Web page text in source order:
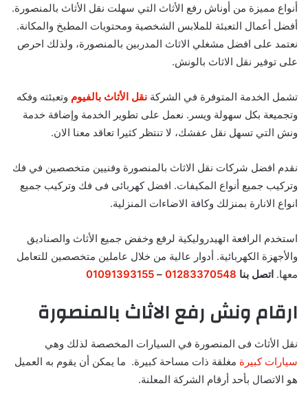
أنواع مميزة من أوناش رفع الأثاث التي سهلت نقل الأثاث بالمنصورة.
أفضل أعمال التعبئة للملابس الشخصية ومحتويات المطبخ والمكانة.
نعتمد على افضل مشغلي الاثاث المدربين بالمنصورة، ولذلك احرص
على توفير نقل الاثاث بالونش.
تشمل الخدمة المتوفرة في الشركة نقل الأثاث بالفيوم وتعبئته وفكه
وتجميعة بكل سهولة ويسر. نعمل على تطوير الخدمة وإضافة خدمة
ونش التي تسهل نقل عفشك، لا تنتظر كثيرا تعاقد معنا الان.
نقدم افضل شركات نقل الاثاث بالمنصورة وفنيين متخصصين في فك
وتركيب جميع أنواع المكيفات. افضل كهربائى فى فك وتركيب جميع
انواع الانارة بمنزلك وكافة الاضاءات المنزلية.
استخدم الرافعة الهيدروليكية لرفع وخفض جميع الأثاث والصناديق
والأجهزة الكهربائية. أدوار عالية من خلال عاملين متخصصين للتعامل
معها. اتصل بنا 01283370548
–
01091393155
ارقام ونش رفع الاثاث بالمنصورة
نقل الأثاث فى المنصورة في السيارات المخصصة لذلك وهي
سيارات كبيرة مغلقة ذات مساحة كبيرة. ما يمكن أن يقوم به العميل
هو الاتصال بأحد أرقام الشركة المعلنة.